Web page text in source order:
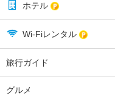
ホテル
Wi-Fiレンタル
旅行ガイド
グルメ